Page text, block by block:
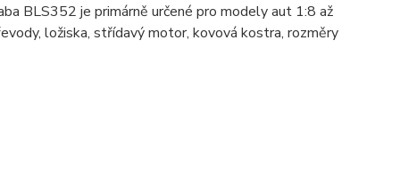
BLS352 je primárně určené pro modely aut 1:8 až
ložiska, střídavý motor, kovová kostra, rozměry